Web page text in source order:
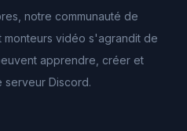
notre communauté de
vidéo s'agrandit de
apprendre, créer et
serveur Discord.